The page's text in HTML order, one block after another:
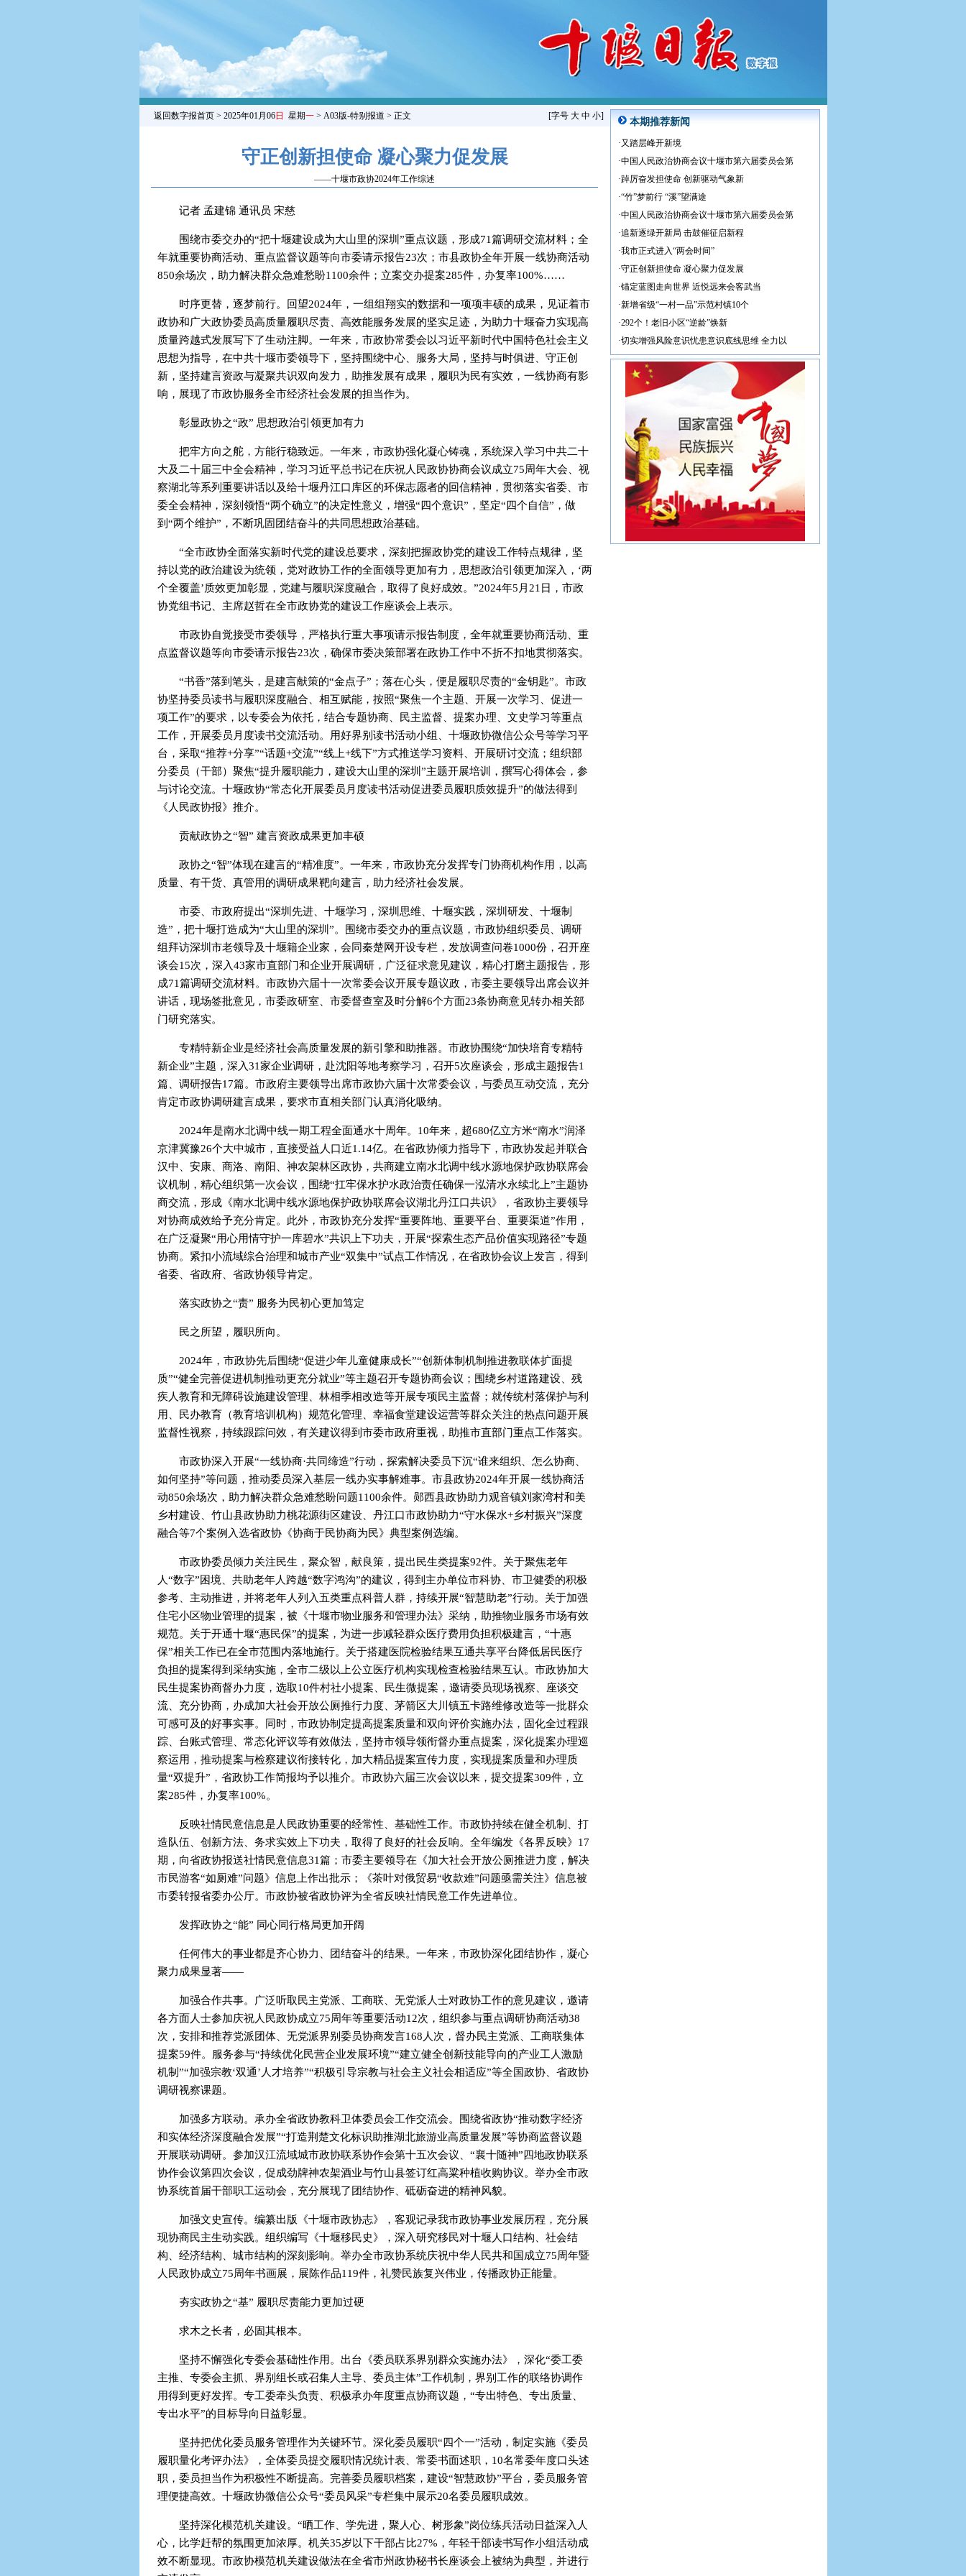
返回数字报首页> 2025年01月06日 星期一> A03版-特别报道 > 正文 [字号 大 中 小]
守正创新担使命 凝心聚力促发展
——十堰市政协2024年工作综述
记者 孟建锦 通讯员 宋慈
围绕市委交办的“把十堰建设成为大山里的深圳”重点议题，形成71篇调研交流材料；全
年就重要协商活动、重点监督议题等向市委请示报告23次；市县政协全年开展一线协商活动
850余场次，助力解决群众急难愁盼1100余件；立案交办提案285件，办复率100%……
时序更替，逐梦前行。回望2024年，一组组翔实的数据和一项项丰硕的成果，见证着市
政协和广大政协委员高质量履职尽责、高效能服务发展的坚实足迹，为助力十堰奋力实现高
质量跨越式发展写下了生动注脚。一年来，市政协常委会以习近平新时代中国特色社会主义
思想为指导，在中共十堰市委领导下，坚持围绕中心、服务大局，坚持与时俱进、守正创
新，坚持建言资政与凝聚共识双向发力，助推发展有成果，履职为民有实效，一线协商有影
响，展现了市政协服务全市经济社会发展的担当作为。
彰显政协之“政” 思想政治引领更加有力
把牢方向之舵，方能行稳致远。一年来，市政协强化凝心铸魂，系统深入学习中共二十
大及二十届三中全会精神，学习习近平总书记在庆祝人民政协协商会议成立75周年大会、视
察湖北等系列重要讲话以及给十堰丹江口库区的环保志愿者的回信精神，贯彻落实省委、市
委全会精神，深刻领悟“两个确立”的决定性意义，增强“四个意识”，坚定“四个自信”，做
到“两个维护”，不断巩固团结奋斗的共同思想政治基础。
“全市政协全面落实新时代党的建设总要求，深刻把握政协党的建设工作特点规律，坚
持以党的政治建设为统领，党对政协工作的全面领导更加有力，思想政治引领更加深入，‘两
个全覆盖’质效更加彰显，党建与履职深度融合，取得了良好成效。”2024年5月21日，市政
协党组书记、主席赵哲在全市政协党的建设工作座谈会上表示。
市政协自觉接受市委领导，严格执行重大事项请示报告制度，全年就重要协商活动、重
点监督议题等向市委请示报告23次，确保市委决策部署在政协工作中不折不扣地贯彻落实。
“书香”落到笔头，是建言献策的“金点子”；落在心头，便是履职尽责的“金钥匙”。市政
协坚持委员读书与履职深度融合、相互赋能，按照“聚焦一个主题、开展一次学习、促进一
项工作”的要求，以专委会为依托，结合专题协商、民主监督、提案办理、文史学习等重点
工作，开展委员月度读书交流活动。用好界别读书活动小组、十堰政协微信公众号等学习平
台，采取“推荐+分享”“话题+交流”“线上+线下”方式推送学习资料、开展研讨交流；组织部
分委员（干部）聚焦“提升履职能力，建设大山里的深圳”主题开展培训，撰写心得体会，参
与讨论交流。十堰政协“常态化开展委员月度读书活动促进委员履职质效提升”的做法得到
《人民政协报》推介。
贡献政协之“智” 建言资政成果更加丰硕
政协之“智”体现在建言的“精准度”。一年来，市政协充分发挥专门协商机构作用，以高
质量、有干货、真管用的调研成果靶向建言，助力经济社会发展。
市委、市政府提出“深圳先进、十堰学习，深圳思维、十堰实践，深圳研发、十堰制
造”，把十堰打造成为“大山里的深圳”。围绕市委交办的重点议题，市政协组织委员、调研
组拜访深圳市老领导及十堰籍企业家，会同秦楚网开设专栏，发放调查问卷1000份，召开座
谈会15次，深入43家市直部门和企业开展调研，广泛征求意见建议，精心打磨主题报告，形
成71篇调研交流材料。市政协六届十一次常委会议开展专题议政，市委主要领导出席会议并
讲话，现场签批意见，市委政研室、市委督查室及时分解6个方面23条协商意见转办相关部
门研究落实。
专精特新企业是经济社会高质量发展的新引擎和助推器。市政协围绕“加快培育专精特
新企业”主题，深入31家企业调研，赴沈阳等地考察学习，召开5次座谈会，形成主题报告1
篇、调研报告17篇。市政府主要领导出席市政协六届十次常委会议，与委员互动交流，充分
肯定市政协调研建言成果，要求市直相关部门认真消化吸纳。
2024年是南水北调中线一期工程全面通水十周年。10年来，超680亿立方米“南水”润泽
京津冀豫26个大中城市，直接受益人口近1.14亿。在省政协倾力指导下，市政协发起并联合
汉中、安康、商洛、南阳、神农架林区政协，共商建立南水北调中线水源地保护政协联席会
议机制，精心组织第一次会议，围绕“扛牢保水护水政治责任确保一泓清水永续北上”主题协
商交流，形成《南水北调中线水源地保护政协联席会议湖北丹江口共识》，省政协主要领导
对协商成效给予充分肯定。此外，市政协充分发挥“重要阵地、重要平台、重要渠道”作用，
在广泛凝聚“用心用情守护一库碧水”共识上下功夫，开展“探索生态产品价值实现路径”专题
协商。紧扣小流域综合治理和城市产业“双集中”试点工作情况，在省政协会议上发言，得到
省委、省政府、省政协领导肯定。
落实政协之“责” 服务为民初心更加笃定
民之所望，履职所向。
2024年，市政协先后围绕“促进少年儿童健康成长”“创新体制机制推进教联体扩面提
质”“健全完善促进机制推动更充分就业”等主题召开专题协商会议；围绕乡村道路建设、残
疾人教育和无障碍设施建设管理、林相季相改造等开展专项民主监督；就传统村落保护与利
用、民办教育（教育培训机构）规范化管理、幸福食堂建设运营等群众关注的热点问题开展
监督性视察，持续跟踪问效，有关建议得到市委市政府重视，助推市直部门重点工作落实。
市政协深入开展“一线协商·共同缔造”行动，探索解决委员下沉“谁来组织、怎么协商、
如何坚持”等问题，推动委员深入基层一线办实事解难事。市县政协2024年开展一线协商活
动850余场次，助力解决群众急难愁盼问题1100余件。郧西县政协助力观音镇刘家湾村和美
乡村建设、竹山县政协助力桃花源街区建设、丹江口市政协助力“守水保水+乡村振兴”深度
融合等7个案例入选省政协《协商于民协商为民》典型案例选编。
市政协委员倾力关注民生，聚众智，献良策，提出民生类提案92件。关于聚焦老年
人“数字”困境、共助老年人跨越“数字鸿沟”的建议，得到主办单位市科协、市卫健委的积极
参考、主动推进，并将老年人列入五类重点科普人群，持续开展“智慧助老”行动。关于加强
住宅小区物业管理的提案，被《十堰市物业服务和管理办法》采纳，助推物业服务市场有效
规范。关于开通十堰“惠民保”的提案，为进一步减轻群众医疗费用负担积极建言，“十惠
保”相关工作已在全市范围内落地施行。关于搭建医院检验结果互通共享平台降低居民医疗
负担的提案得到采纳实施，全市二级以上公立医疗机构实现检查检验结果互认。市政协加大
民生提案协商督办力度，选取10件村社小提案、民生微提案，邀请委员现场视察、座谈交
流、充分协商，办成加大社会开放公厕推行力度、茅箭区大川镇五卡路维修改造等一批群众
可感可及的好事实事。同时，市政协制定提高提案质量和双向评价实施办法，固化全过程跟
踪、台账式管理、常态化评议等有效做法，坚持市领导领衔督办重点提案，深化提案办理巡
察运用，推动提案与检察建议衔接转化，加大精品提案宣传力度，实现提案质量和办理质
量“双提升”，省政协工作简报均予以推介。市政协六届三次会议以来，提交提案309件，立
案285件，办复率100%。
反映社情民意信息是人民政协重要的经常性、基础性工作。市政协持续在健全机制、打
造队伍、创新方法、务求实效上下功夫，取得了良好的社会反响。全年编发《各界反映》17
期，向省政协报送社情民意信息31篇；市委主要领导在《加大社会开放公厕推进力度，解决
市民游客“如厕难”问题》信息上作出批示；《茶叶对俄贸易“收款难”问题亟需关注》信息被
市委转报省委办公厅。市政协被省政协评为全省反映社情民意工作先进单位。
发挥政协之“能” 同心同行格局更加开阔
任何伟大的事业都是齐心协力、团结奋斗的结果。一年来，市政协深化团结协作，凝心
聚力成果显著——
加强合作共事。广泛听取民主党派、工商联、无党派人士对政协工作的意见建议，邀请
各方面人士参加庆祝人民政协成立75周年等重要活动12次，组织参与重点调研协商活动38
次，安排和推荐党派团体、无党派界别委员协商发言168人次，督办民主党派、工商联集体
提案59件。服务参与“持续优化民营企业发展环境”“建立健全创新技能导向的产业工人激励
机制”“加强宗教‘双通’人才培养”“积极引导宗教与社会主义社会相适应”等全国政协、省政协
调研视察课题。
加强多方联动。承办全省政协教科卫体委员会工作交流会。围绕省政协“推动数字经济
和实体经济深度融合发展”“打造荆楚文化标识助推湖北旅游业高质量发展”等协商监督议题
开展联动调研。参加汉江流域城市政协联系协作会第十五次会议、“襄十随神”四地政协联系
协作会议第四次会议，促成劲牌神农架酒业与竹山县签订红高粱种植收购协议。举办全市政
协系统首届干部职工运动会，充分展现了团结协作、砥砺奋进的精神风貌。
加强文史宣传。编纂出版《十堰市政协志》，客观记录我市政协事业发展历程，充分展
现协商民主生动实践。组织编写《十堰移民史》，深入研究移民对十堰人口结构、社会结
构、经济结构、城市结构的深刻影响。举办全市政协系统庆祝中华人民共和国成立75周年暨
人民政协成立75周年书画展，展陈作品119件，礼赞民族复兴伟业，传播政协正能量。
夯实政协之“基” 履职尽责能力更加过硬
求木之长者，必固其根本。
坚持不懈强化专委会基础性作用。出台《委员联系界别群众实施办法》，深化“委工委
主推、专委会主抓、界别组长或召集人主导、委员主体”工作机制，界别工作的联络协调作
用得到更好发挥。专工委牵头负责、积极承办年度重点协商议题，“专出特色、专出质量、
专出水平”的目标导向日益彰显。
坚持把优化委员服务管理作为关键环节。深化委员履职“四个一”活动，制定实施《委员
履职量化考评办法》，全体委员提交履职情况统计表、常委书面述职，10名常委年度口头述
职，委员担当作为积极性不断提高。完善委员履职档案，建设“智慧政协”平台，委员服务管
理便捷高效。十堰政协微信公众号“委员风采”专栏集中展示20名委员履职成效。
坚持深化模范机关建设。“晒工作、学先进，聚人心、树形象”岗位练兵活动日益深入人
心，比学赶帮的氛围更加浓厚。机关35岁以下干部占比27%，年轻干部读书写作小组活动成
效不断显现。市政协模范机关建设做法在全省市州政协秘书长座谈会上被纳为典型，并进行
本期推荐新闻
·又踏层峰开新境
·中国人民政治协商会议十堰市第六届委员会第
·踔厉奋发担使命 创新驱动气象新
·“竹”梦前行 “溪”望满途
·中国人民政治协商会议十堰市第六届委员会第
·追新逐绿开新局 击鼓催征启新程
·我市正式进入“两会时间”
·守正创新担使命 凝心聚力促发展
·锚定蓝图走向世界 近悦远来会客武当
·新增省级“一村一品”示范村镇10个
·292个！老旧小区“逆龄”焕新
·切实增强风险意识忧患意识底线思维 全力以